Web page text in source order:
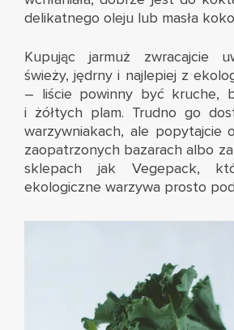
delikatnego oleju lub masła
Kupując jarmuż zwracajcie
świeży, jędrny i najlepiej z
– liście powinny być kruche,
i żółtych plam. Trudno go
warzywniakach, ale popytajcie
zaopatrzonych bazarach albo
sklepach jak Vegepack,
ekologiczne warzywa prosto